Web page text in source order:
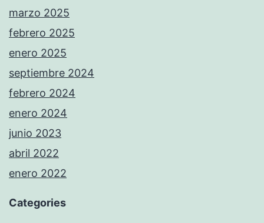
marzo 2025
febrero 2025
enero 2025
septiembre 2024
febrero 2024
enero 2024
junio 2023
abril 2022
enero 2022
Categories